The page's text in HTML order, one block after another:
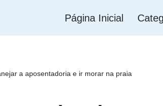
Página Inicial
a aposentadoria e ir morar na praia